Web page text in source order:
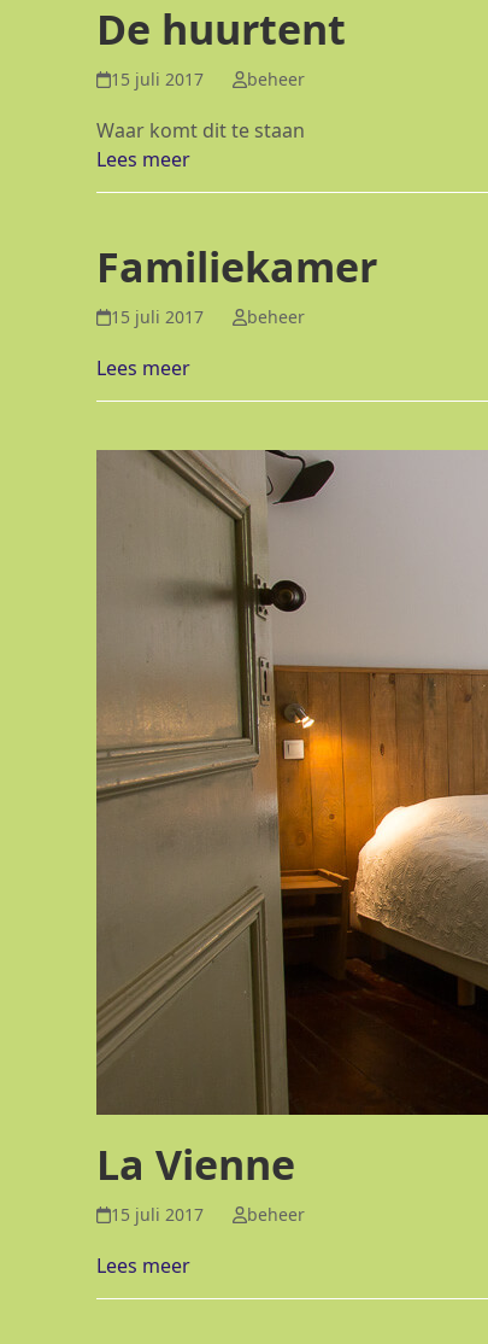
De huurtent
15 juli 2017 beheer
Waar komt dit te staan
Lees meer
Familiekamer
15 juli 2017 beheer
Lees meer
La Vienne
15 juli 2017 beheer
Lees meer